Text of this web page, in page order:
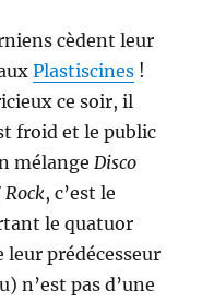
cèdent leur
Plastiscines !
ce soir, il
froid et le public
mélangeDisco
, c’est le
le quatuor
prédécesseur
n’est pas d’une